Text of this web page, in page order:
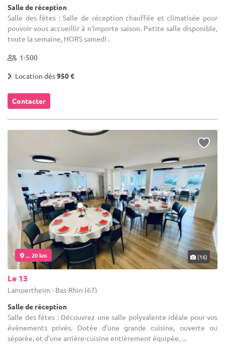
Salle de réception
Salle des fêtes : Salle de réception chauffée et climatisée pour
pouvoir vous accueillir à n'importe saison. Petite salle disponible,
toute la semaine, HORS samedi .
1-500
Location dès950 €
Contacter
... 20 km (16)
Le 13
Lampertheim - Bas-Rhin (67)
Salle de réception
Salle des fêtes : Découvrez une salle polyvalente idéale pour vos
événements privés. Dotée d'une grande cuisine, ouverte ou
séparée, et d'une arrière-cuisine entièrement équipée, ...